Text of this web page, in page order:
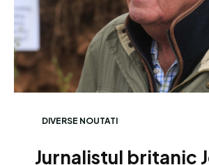
DIVERSE NOUTATI
Jurnalistul britanic